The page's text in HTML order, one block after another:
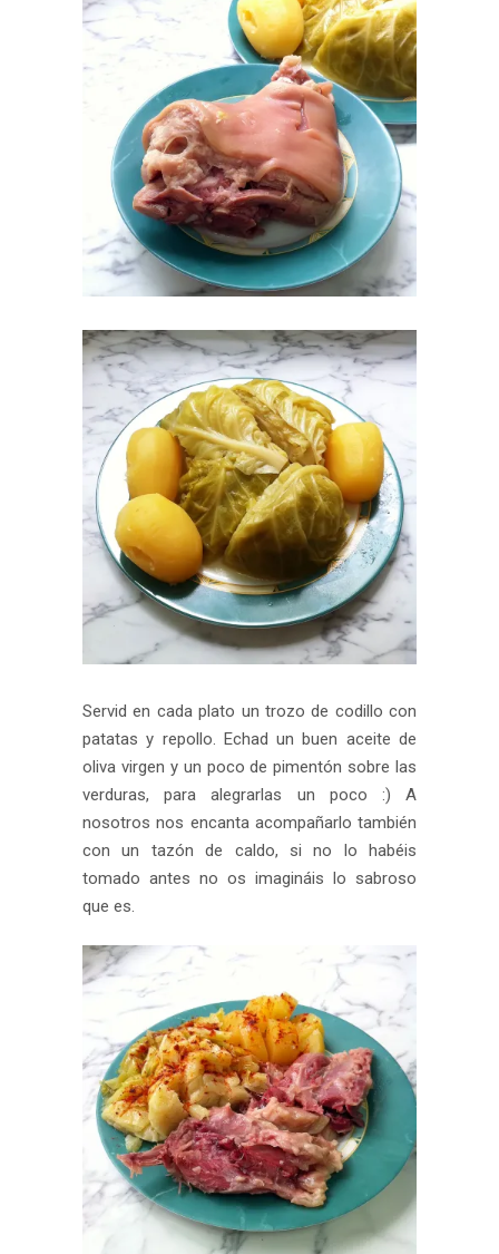
Servid en cada plato un trozo de codillo con
patatas y repollo. Echad un buen aceite de
oliva virgen y un poco de pimentón sobre las
verduras, para alegrarlas un poco :) A
nosotros nos encanta acompañarlo también
con un tazón de caldo, si no lo habéis
tomado antes no os imagináis lo sabroso
que es.